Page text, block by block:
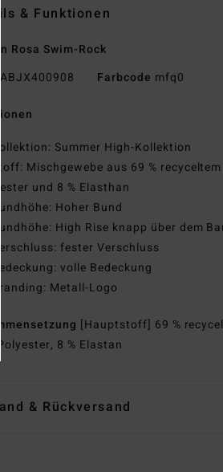
& Funktionen
Rosa Swim-Rock
ABJX400908 Farbcode mfq0
Kollektion: Summer High-Kollektion
Stoff: Mischgewebe aus 69 %
und 8 % Elasthan
Bundhöhe: Hoher Bund
Bundhöhe: High Rise knapp über dem
Verschluss: fester Verschluss
Bedeckung: volle Bedeckung
Branding: Metall-Logo
[Hauptstoff] 69 %
Polyester, 8 % Elastan
& Rückversand